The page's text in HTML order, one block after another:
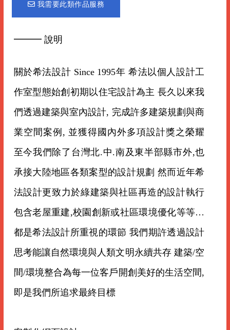
我需要此類作品服務
━━━ 說明
關於希法設計 Since 1995年 希法以個人設計工
作室型態始創初期以住宅設計為主 長久以來我
們透過建築與室內設計, 完成許多建築規劃與商
業空間案例, 並獲得國內外多項設計獎之榮耀
至今我們除了台灣北.中.南及東半部縣市外,也
承接大陸地區各類案型的設計規劃 然而近年希
法設計更致力於綠建築與社區再造的設計執行
包含老屋重建,校園創新或社區環境優化等等…
都是希法設計所重視的環節 我們期許透過設計
思考能讓自然環境與人類文明永續共存 建築/空
間/環境整合為每一位客戶開創美好的生活空間,
即是我們所追求最終目標